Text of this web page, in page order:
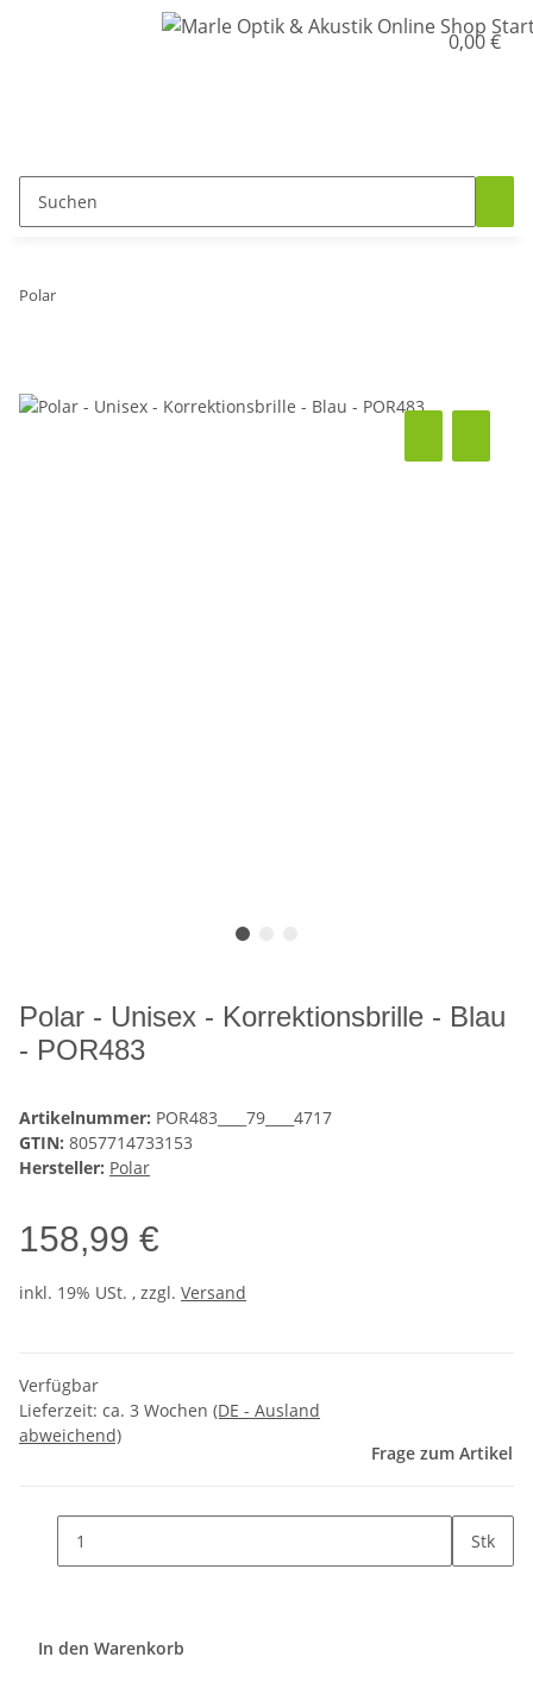
0,00 €
Polar
Polar - Unisex - Korrektionsbrille - Blau
- POR483
Artikelnummer: POR483____79____4717
GTIN: 8057714733153
Hersteller: Polar
158,99 €
inkl. 19% USt. , zzgl. Versand
Verfügbar
Lieferzeit: ca. 3 Wochen (DE - Ausland
abweichend)
Frage zum Artikel
Stk
In den Warenkorb